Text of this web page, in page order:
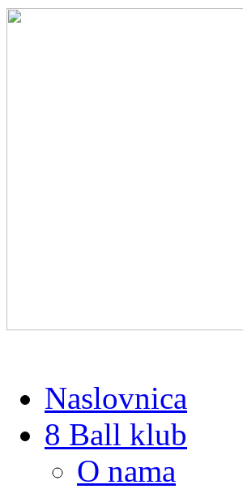
Naslovnica
8 Ball klub
O nama